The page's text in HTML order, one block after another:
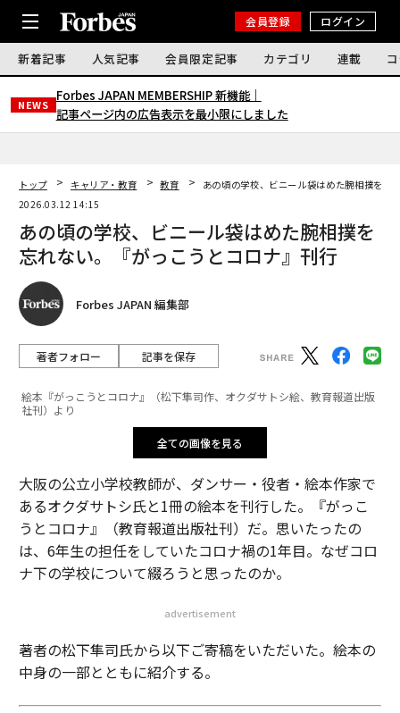
会員登録 ログイン
新着記事 人気記事 会員限定記事 カテゴリ 連載
NEWS
Forbes JAPAN MEMBERSHIP 新機能｜
記事ページ内の広告表示を最小限にしました
トップ キャリア・教育 教育
あの頃の学校、ビニール袋はめた腕相撲を忘
2026.03.12 14:15
あの頃の学校、ビニール袋はめた腕相撲を
忘れない。『がっこうとコロナ』刊行
Forbes JAPAN 編集部
著者フォロー 記事を保存
絵本『がっこうとコロナ』（松下隼司作、オクダサトシ絵、教育報道出版
社刊）より
全ての画像を見る
大阪の公立小学校教師が、ダンサー・役者・絵本作家で
あるオクダサトシ氏と1冊の絵本を刊行した。『がっこ
うとコロナ』（教育報道出版社刊）だ。思いたったの
は、6年生の担任をしていたコロナ禍の1年目。なぜコロ
ナ下の学校について綴ろうと思ったのか。
advertisement
著者の松下隼司氏から以下ご寄稿をいただいた。絵本の
中身の一部とともに紹介する。